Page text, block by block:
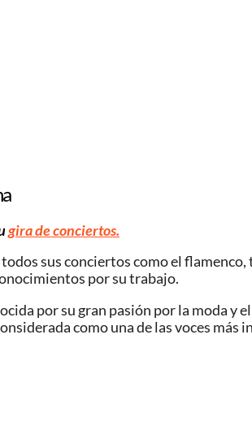
gira de conciertos.
sus conciertos como el
por su trabajo.
por su gran pasión por la moda y
como una de las voces